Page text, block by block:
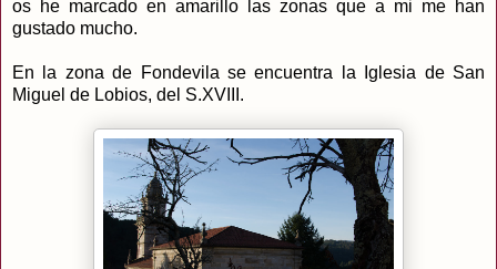
os he marcado en amarillo las zonas que a mi me han
gustado mucho.
En la zona de Fondevila se encuentra la Iglesia de San
Miguel de Lobios, del S.XVIII.